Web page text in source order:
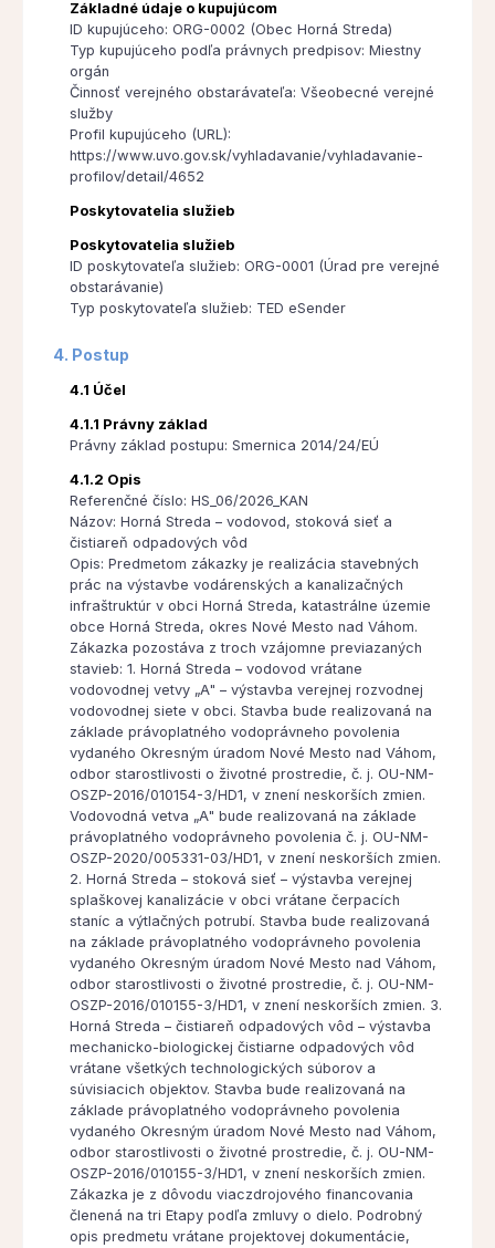
Základné údaje o kupujúcom
ID kupujúceho: ORG-0002 (Obec Horná Streda)
Typ kupujúceho podľa právnych predpisov: Miestny
orgán
Činnosť verejného obstarávateľa: Všeobecné verejné
služby
Profil kupujúceho (URL):
https://www.uvo.gov.sk/vyhladavanie/vyhladavanie-
profilov/detail/4652
Poskytovatelia služieb
Poskytovatelia služieb
ID poskytovateľa služieb: ORG-0001 (Úrad pre verejné
obstarávanie)
Typ poskytovateľa služieb: TED eSender
4. Postup
4.1 Účel
4.1.1 Právny základ
Právny základ postupu: Smernica 2014/24/EÚ
4.1.2 Opis
Referenčné číslo: HS_06/2026_KAN
Názov: Horná Streda – vodovod, stoková sieť a
čistiareň odpadových vôd
Opis: Predmetom zákazky je realizácia stavebných
prác na výstavbe vodárenských a kanalizačných
infraštruktúr v obci Horná Streda, katastrálne územie
obce Horná Streda, okres Nové Mesto nad Váhom.
Zákazka pozostáva z troch vzájomne previazaných
stavieb: 1. Horná Streda – vodovod vrátane
vodovodnej vetvy „A" – výstavba verejnej rozvodnej
vodovodnej siete v obci. Stavba bude realizovaná na
základe právoplatného vodoprávneho povolenia
vydaného Okresným úradom Nové Mesto nad Váhom,
odbor starostlivosti o životné prostredie, č. j. OU-NM-
OSZP-2016/010154-3/HD1, v znení neskorších zmien.
Vodovodná vetva „A" bude realizovaná na základe
právoplatného vodoprávneho povolenia č. j. OU-NM-
OSZP-2020/005331-03/HD1, v znení neskorších zmien.
2. Horná Streda – stoková sieť – výstavba verejnej
splaškovej kanalizácie v obci vrátane čerpacích
staníc a výtlačných potrubí. Stavba bude realizovaná
na základe právoplatného vodoprávneho povolenia
vydaného Okresným úradom Nové Mesto nad Váhom,
odbor starostlivosti o životné prostredie, č. j. OU-NM-
OSZP-2016/010155-3/HD1, v znení neskorších zmien. 3.
Horná Streda – čistiareň odpadových vôd – výstavba
mechanicko-biologickej čistiarne odpadových vôd
vrátane všetkých technologických súborov a
súvisiacich objektov. Stavba bude realizovaná na
základe právoplatného vodoprávneho povolenia
vydaného Okresným úradom Nové Mesto nad Váhom,
odbor starostlivosti o životné prostredie, č. j. OU-NM-
OSZP-2016/010155-3/HD1, v znení neskorších zmien.
Zákazka je z dôvodu viaczdrojového financovania
členená na tri Etapy podľa zmluvy o dielo. Podrobný
opis predmetu vrátane projektovej dokumentácie,